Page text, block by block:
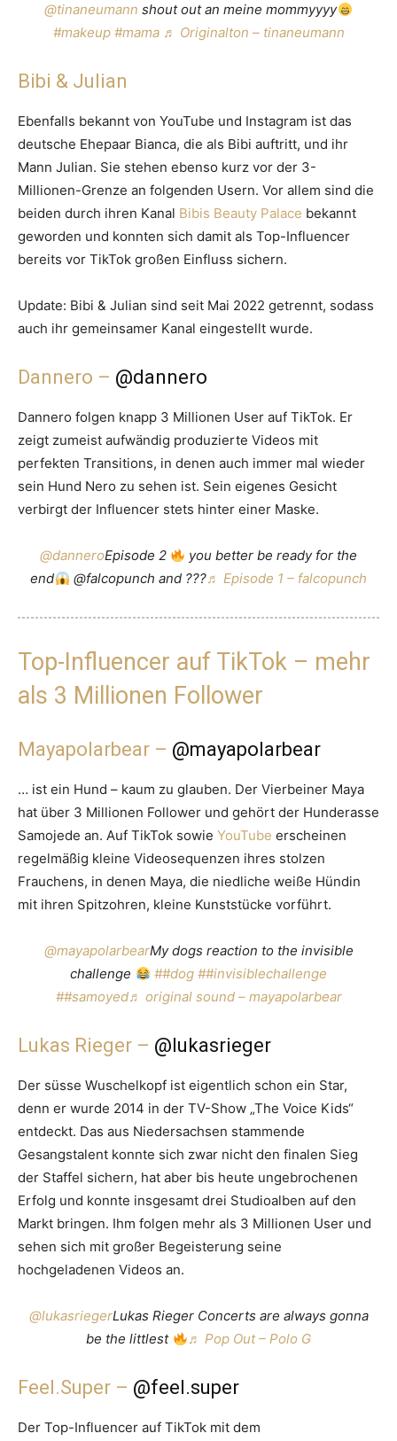
@tinaneumann shout out an meine mommyyyy
#makeup #mama ♬ Originalton – tinaneumann
Bibi & Julian
Ebenfalls bekannt von YouTube und Instagram ist das
deutsche Ehepaar Bianca, die als Bibi auftritt, und ihr
Mann Julian. Sie stehen ebenso kurz vor der 3-
Millionen-Grenze an folgenden Usern. Vor allem sind die
beiden durch ihren Kanal Bibis Beauty Palace bekannt
geworden und konnten sich damit als Top-Influencer
bereits vor TikTok großen Einfluss sichern.
Update: Bibi & Julian sind seit Mai 2022 getrennt, sodass
auch ihr gemeinsamer Kanal eingestellt wurde.
Dannero – @dannero
Dannero folgen knapp 3 Millionen User auf TikTok. Er
zeigt zumeist aufwändig produzierte Videos mit
perfekten Transitions, in denen auch immer mal wieder
sein Hund Nero zu sehen ist. Sein eigenes Gesicht
verbirgt der Influencer stets hinter einer Maske.
@danneroEpisode 2
you better be ready for the
end
@falcopunch and ???♬ Episode 1 – falcopunch
Top-Influencer auf TikTok – mehr
als 3 Millionen Follower
Mayapolarbear – @mayapolarbear
… ist ein Hund – kaum zu glauben. Der Vierbeiner Maya
hat über 3 Millionen Follower und gehört der Hunderasse
Samojede an. Auf TikTok sowie YouTube erscheinen
regelmäßig kleine Videosequenzen ihres stolzen
Frauchens, in denen Maya, die niedliche weiße Hündin
mit ihren Spitzohren, kleine Kunststücke vorführt.
@mayapolarbearMy dogs reaction to the invisible
challenge
##dog ##invisiblechallenge
##samoyed♬ original sound – mayapolarbear
Lukas Rieger – @lukasrieger
Der süsse Wuschelkopf ist eigentlich schon ein Star,
denn er wurde 2014 in der TV-Show „The Voice Kids“
entdeckt. Das aus Niedersachsen stammende
Gesangstalent konnte sich zwar nicht den finalen Sieg
der Staffel sichern, hat aber bis heute ungebrochenen
Erfolg und konnte insgesamt drei Studioalben auf den
Markt bringen. Ihm folgen mehr als 3 Millionen User und
sehen sich mit großer Begeisterung seine
hochgeladenen Videos an.
@lukasriegerLukas Rieger Concerts are always gonna
be the littlest
♬ Pop Out – Polo G
Feel.Super – @feel.super
Der Top-Influencer auf TikTok mit dem